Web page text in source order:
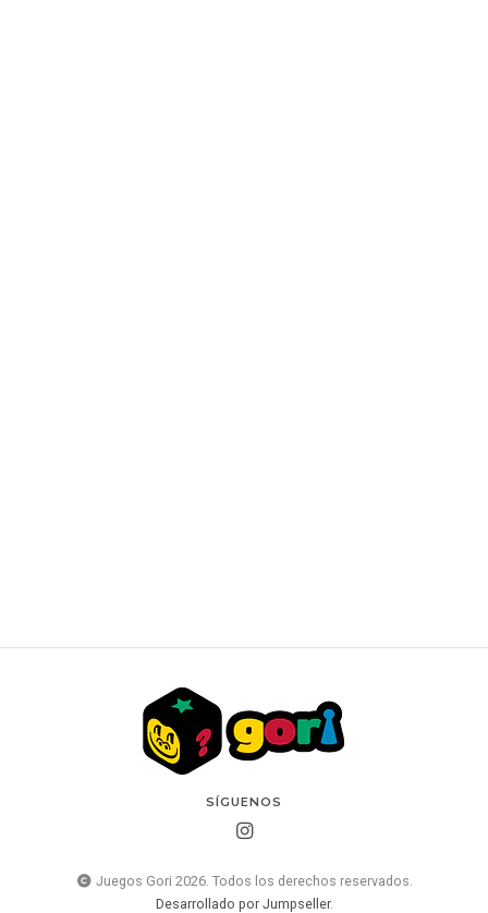
SÍGUENOS
Juegos Gori 2026. Todos los derechos reservados.
Desarrollado por Jumpseller.